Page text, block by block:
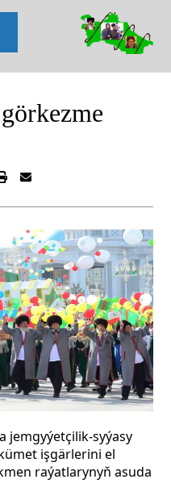
jemgyýetçilik-syýasy
işgärlerini el
raýatlarynyň asuda